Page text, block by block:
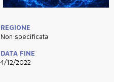
REGIONE
Non specificata
DATA FINE
4/12/2022